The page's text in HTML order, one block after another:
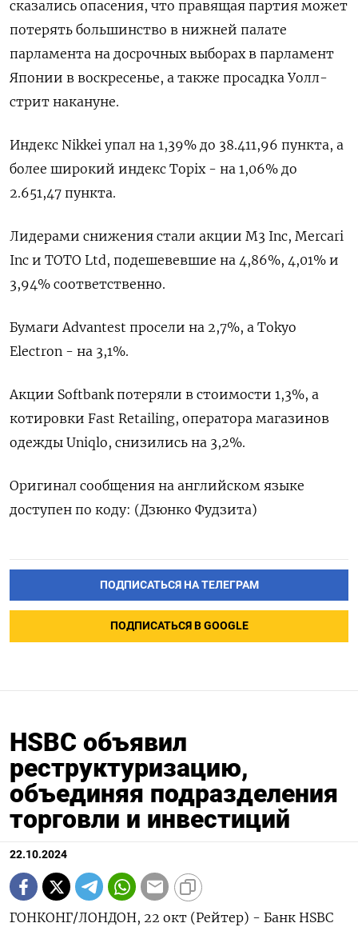
сказались опасения, что правящая партия может
потерять большинство в нижней палате
парламента на досрочных выборах в парламент
Японии в воскресенье, а также просадка Уолл-
стрит накануне.
Индекс Nikkei упал на 1,39% до 38.411,96 пункта, а
более широкий индекс Topix - на 1,06% до
2.651,47 пункта.
Лидерами снижения стали акции M3 Inc, Mercari
Inc и TOTO Ltd, подешевевшие на 4,86​%, 4,01% и
3,94% соответственно.
Бумаги Advantest просели на 2,7%, а Tokyo
Electron - на 3,1%.
Акции Softbank потеряли в стоимости 1,3%, а
котировки Fast Retailing, оператора магазинов
одежды Uniqlo, снизились на 3,2%.​
Оригинал сообщения на английском языке
доступен по коду: (Дзюнко Фудзита)
ПОДПИСАТЬСЯ НА ТЕЛЕГРАМ
ПОДПИСАТЬСЯ В GOOGLE
HSBC объявил
реструктуризацию,
объединяя подразделения
торговли и инвестиций
22.10.2024
ГОНКОНГ/ЛОНДОН, 22 окт (Рейтер) - Банк HSBC